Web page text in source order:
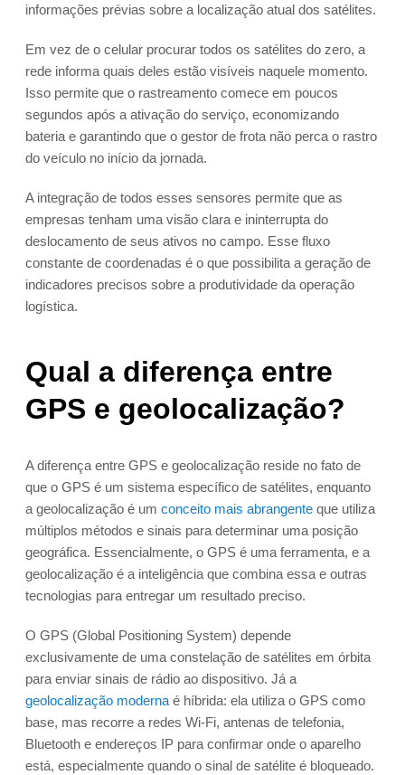
informações prévias sobre a localização atual dos satélites.
Em vez de o celular procurar todos os satélites do zero, a
rede informa quais deles estão visíveis naquele momento.
Isso permite que o rastreamento comece em poucos
segundos após a ativação do serviço, economizando
bateria e garantindo que o gestor de frota não perca o rastro
do veículo no início da jornada.
A integração de todos esses sensores permite que as
empresas tenham uma visão clara e ininterrupta do
deslocamento de seus ativos no campo. Esse fluxo
constante de coordenadas é o que possibilita a geração de
indicadores precisos sobre a produtividade da operação
logística.
Qual a diferença entre
GPS e geolocalização?
A diferença entre GPS e geolocalização reside no fato de
que o GPS é um sistema específico de satélites, enquanto
a geolocalização é um conceito mais abrangente que utiliza
múltiplos métodos e sinais para determinar uma posição
geográfica. Essencialmente, o GPS é uma ferramenta, e a
geolocalização é a inteligência que combina essa e outras
tecnologias para entregar um resultado preciso.
O GPS (Global Positioning System) depende
exclusivamente de uma constelação de satélites em órbita
para enviar sinais de rádio ao dispositivo. Já a
geolocalização moderna é híbrida: ela utiliza o GPS como
base, mas recorre a redes Wi-Fi, antenas de telefonia,
Bluetooth e endereços IP para confirmar onde o aparelho
está, especialmente quando o sinal de satélite é bloqueado.